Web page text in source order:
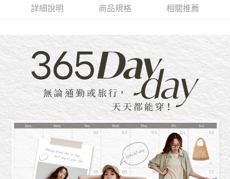
詳細說明 商品規格 相關推薦